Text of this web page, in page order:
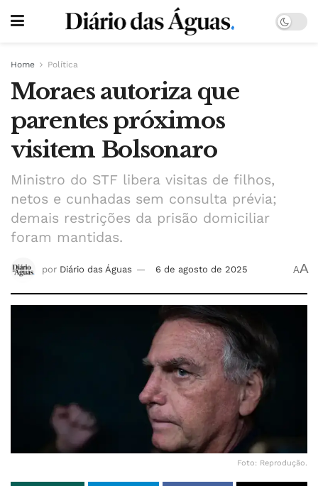
Home Política
Moraes autoriza que
parentes próximos
visitem Bolsonaro
Ministro do STF libera visitas de filhos,
netos e cunhadas sem consulta prévia;
demais restrições da prisão domiciliar
foram mantidas.
por Diário das Águas 6 de agosto de 2025 AA
Foto: Reprodução.